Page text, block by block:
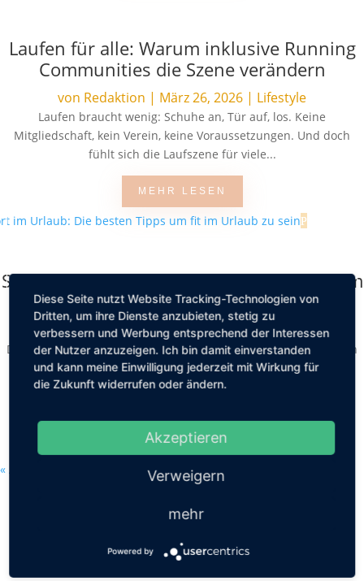
Laufen für alle: Warum inklusive Running
Communities die Szene verändern
von Redaktion | März 26, 2026 | Lifestyle
Laufen braucht wenig: Schuhe an, Tür auf, los. Keine
Mitgliedschaft, kein Verein, keine Voraussetzungen. Und doch
fühlt sich die Laufszene für viele...
MEHR LESEN
Sport im Urlaub: Die besten Tipps um fit im
Urlaub zu sein
vonFriederike Hintze|Feb. 5, 2026|Lifestyle
Der Urlaub ist für die meisten von uns das Highlight des ganzen
Jahres. Endlich raus aus dem Alltag und den eigenen vier
Wänden, die Seele baumeln...
MEHR LESEN
« Ältere Einträge
Diese Seite nutzt Website Tracking-Technologien von
Dritten, um ihre Dienste anzubieten, stetig zu
verbessern und Werbung entsprechend der Interessen
der Nutzer anzuzeigen. Ich bin damit einverstanden
und kann meine Einwilligung jederzeit mit Wirkung für
die Zukunft widerrufen oder ändern.
Akzeptieren
Verweigern
mehr
Powered by